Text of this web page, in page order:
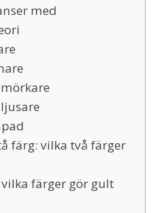
med
färg: vilka två färger
färger gör gult